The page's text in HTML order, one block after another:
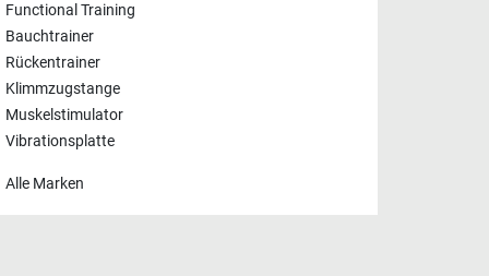
Functional Training
Bauchtrainer
Rückentrainer
Klimmzugstange
Muskelstimulator
Vibrationsplatte
Alle Marken